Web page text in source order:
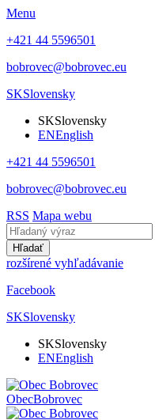
Menu
+421 44 5596501
bobrovec@bobrovec.eu
SKSlovensky
SKSlovensky
ENEnglish
+421 44 5596501
bobrovec@bobrovec.eu
RSS Mapa webu
Hľadať
rozšírené vyhľadávanie
Facebook
SKSlovensky
SKSlovensky
ENEnglish
ObecBobrovec